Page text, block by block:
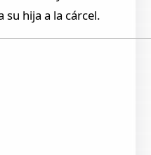
su hija a la cárcel.